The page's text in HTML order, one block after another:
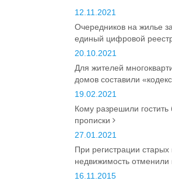
12.11.2021
Очередников на жилье
единый цифровой
20.10.2021
Для жителей
домов составили
19.02.2021
Кому разрешили гостить
прописки
27.01.2021
При регистрации старых
недвижимость
16.11.2015